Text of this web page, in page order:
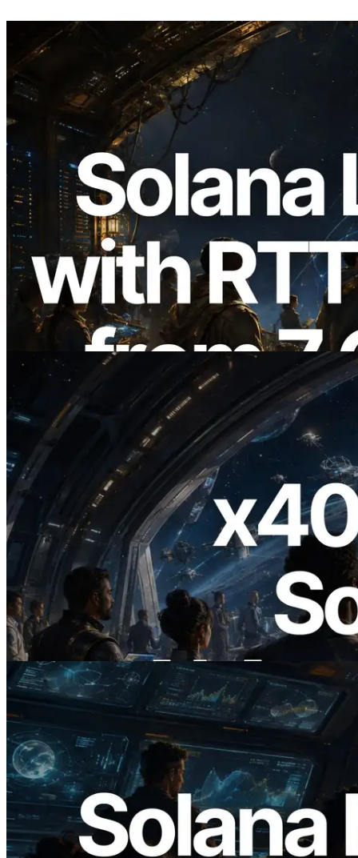
2026.08.05
ERPC erweitert Solana Leader Slot API
um Ping-Messung aus 7 globalen
Regionen — Validators Information API
ebenfalls gestartet
Lesen Sie diesen Artikel
2026.07.04
ERPC startet x402-fähige Solana RPC —
Der Beginn einer Ära, in der KI-Agenten
APIs bei Bedarf bezahlen
Lesen Sie diesen Artikel
2026.05.24